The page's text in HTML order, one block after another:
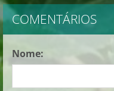
COMENTÁRIOS
Nome: